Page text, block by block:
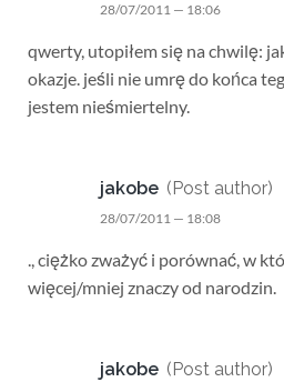
28/07/2011 — 18:06
qwerty, utopiłem się na chwilę:
okazje. jeśli nie umrę do końca
jestem nieśmiertelny.
jakobe (Post author)
28/07/2011 — 18:08
., ciężko zważyć i porównać, w
więcej/mniej znaczy od narodzin.
jakobe (Post author)